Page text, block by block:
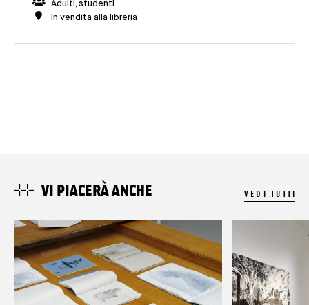
Adulti, studenti
In vendita alla libreria
VI PIACERÀ ANCHE VEDI TUTTI